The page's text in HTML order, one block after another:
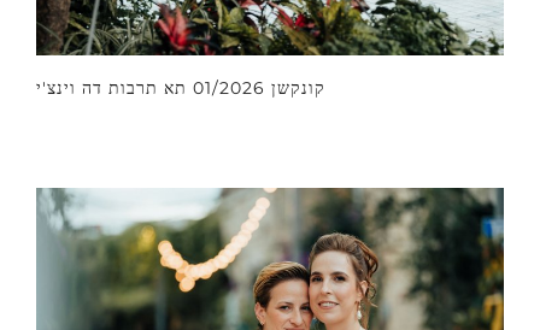
קונקשן 01/2026 תא תרבות דה וינצ'י